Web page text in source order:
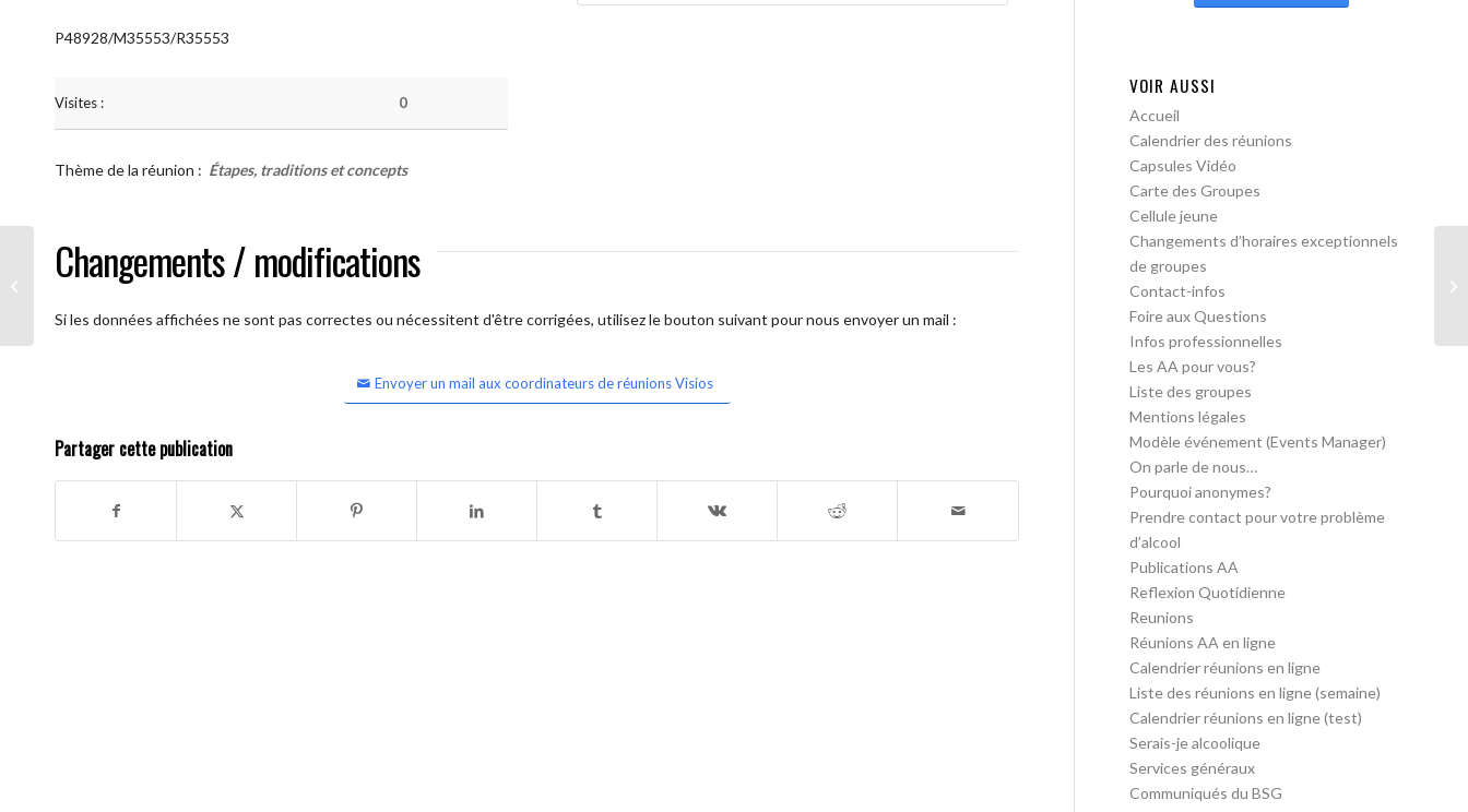
P48928/M35553/R35553
Visites : 0
Thème de la réunion : Étapes, traditions et concepts
Changements / modifications
Si les données affichées ne sont pas correctes ou nécessitent d'être corrigées, utilisez le bouton suivant pour nous envoyer un mail :
Envoyer un mail aux coordinateurs de réunions Visios
Partager cette publication
VOIR AUSSI
Accueil
Calendrier des réunions
Capsules Vidéo
Carte des Groupes
Cellule jeune
Changements d’horaires exceptionnels
de groupes
Contact-infos
Foire aux Questions
Infos professionnelles
Les AA pour vous?
Liste des groupes
Mentions légales
Modèle événement (Events Manager)
On parle de nous…
Pourquoi anonymes?
Prendre contact pour votre problème
d’alcool
Publications AA
Reflexion Quotidienne
Reunions
Réunions AA en ligne
Calendrier réunions en ligne
Liste des réunions en ligne (semaine)
Calendrier réunions en ligne (test)
Serais-je alcoolique
Services généraux
Communiqués du BSG
AA Humilité ( Atelier: “Étapes,